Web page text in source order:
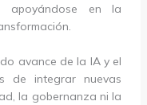
apoyándose en la
avance de la IA y el
de integrar nuevas
la gobernanza ni la